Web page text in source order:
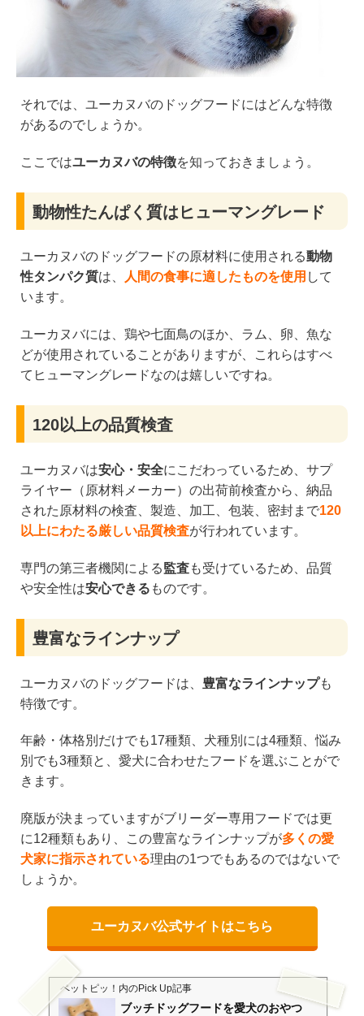
それでは、ユーカヌバのドッグフードにはどんな特徴
があるのでしょうか。
ここではユーカヌバの特徴を知っておきましょう。
動物性たんぱく質はヒューマングレード
ユーカヌバのドッグフードの原材料に使用される動物
性タンパク質は、 人間の食事に適したものを使用 して
います。
ユーカヌバには、鶏や七面鳥のほか、ラム、卵、魚な
どが使用されていることがありますが、これらはすべ
てヒューマングレードなのは嬉しいですね。
120以上の品質検査
ユーカヌバは安心・安全にこだわっているため、サプ
ライヤー（原材料メーカー）の出荷前検査から、納品
された原材料の検査、製造、加工、包装、密封まで120
以上にわたる厳しい品質検査が行われています。
専門の第三者機関による監査も受けているため、品質
や安全性は安心できる ものです。
豊富なラインナップ
ユーカヌバのドッグフードは、 豊富なラインナップも
特徴です。
年齢・体格別だけでも17種類、犬種別には4種類、悩み
別でも3種類と、愛犬に合わせたフードを選ぶことがで
きます。
廃版が決まっていますがブリーダー専用フードでは更
に12種類もあり、この豊富なラインナップが多くの愛
犬家に指示されている理由の1つでもあるのではないで
しょうか。
ユーカヌバ公式サイトはこちら
ペットピッ！ 内のPick Up記事
ブッチドッグフードを愛犬のおやつ